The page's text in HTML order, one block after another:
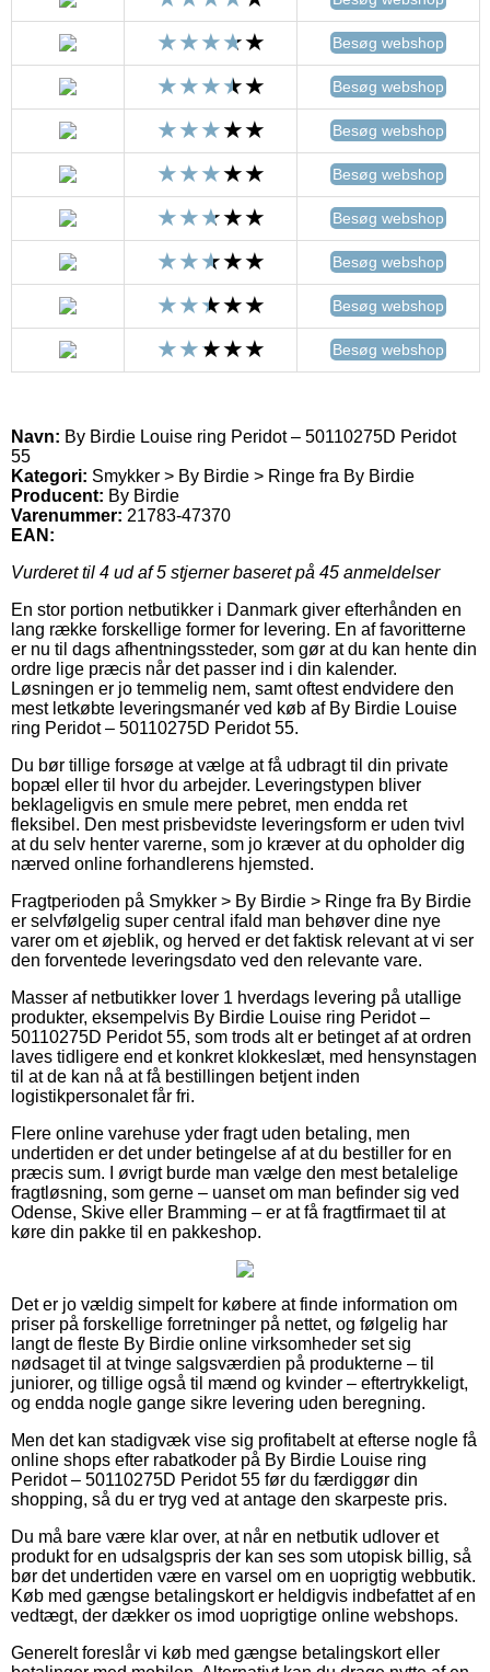
Besøg webshop
Besøg webshop
Besøg webshop
Besøg webshop
Besøg webshop
Besøg webshop
Besøg webshop
Besøg webshop
Navn: By Birdie Louise ring Peridot – 50110275D Peridot
55
Kategori: Smykker > By Birdie > Ringe fra By Birdie
Producent: By Birdie
Varenummer: 21783-47370
EAN:
Vurderet til 4 ud af 5 stjerner baseret på 45 anmeldelser
En stor portion netbutikker i Danmark giver efterhånden en
lang række forskellige former for levering. En af favoritterne
er nu til dags afhentningssteder, som gør at du kan hente din
ordre lige præcis når det passer ind i din kalender.
Løsningen er jo temmelig nem, samt oftest endvidere den
mest letkøbte leveringsmanér ved køb af By Birdie Louise
ring Peridot – 50110275D Peridot 55.
Du bør tillige forsøge at vælge at få udbragt til din private
bopæl eller til hvor du arbejder. Leveringstypen bliver
beklageligvis en smule mere pebret, men endda ret
fleksibel. Den mest prisbevidste leveringsform er uden tvivl
at du selv henter varerne, som jo kræver at du opholder dig
nærved online forhandlerens hjemsted.
Fragtperioden på Smykker > By Birdie > Ringe fra By Birdie
er selvfølgelig super central ifald man behøver dine nye
varer om et øjeblik, og herved er det faktisk relevant at vi ser
den forventede leveringsdato ved den relevante vare.
Masser af netbutikker lover 1 hverdags levering på utallige
produkter, eksempelvis By Birdie Louise ring Peridot –
50110275D Peridot 55, som trods alt er betinget af at ordren
laves tidligere end et konkret klokkeslæt, med hensynstagen
til at de kan nå at få bestillingen betjent inden
logistikpersonalet får fri.
Flere online varehuse yder fragt uden betaling, men
undertiden er det under betingelse af at du bestiller for en
præcis sum. I øvrigt burde man vælge den mest betalelige
fragtløsning, som gerne – uanset om man befinder sig ved
Odense, Skive eller Bramming – er at få fragtfirmaet til at
køre din pakke til en pakkeshop.
Det er jo vældig simpelt for købere at finde information om
priser på forskellige forretninger på nettet, og følgelig har
langt de fleste By Birdie online virksomheder set sig
nødsaget til at tvinge salgsværdien på produkterne – til
juniorer, og tillige også til mænd og kvinder – eftertrykkeligt,
og endda nogle gange sikre levering uden beregning.
Men det kan stadigvæk vise sig profitabelt at efterse nogle få
online shops efter rabatkoder på By Birdie Louise ring
Peridot – 50110275D Peridot 55 før du færdiggør din
shopping, så du er tryg ved at antage den skarpeste pris.
Du må bare være klar over, at når en netbutik udlover et
produkt for en udsalgspris der kan ses som utopisk billig, så
bør det undertiden være en varsel om en uoprigtig webbutik.
Køb med gængse betalingskort er heldigvis indbefattet af en
vedtægt, der dækker os imod uoprigtige online webshops.
Generelt foreslår vi køb med gængse betalingskort eller